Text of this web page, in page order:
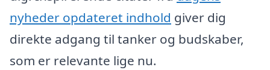
nyheder opdateret indhold giver dig
direkte adgang til tanker og budskaber,
som er relevante lige nu.